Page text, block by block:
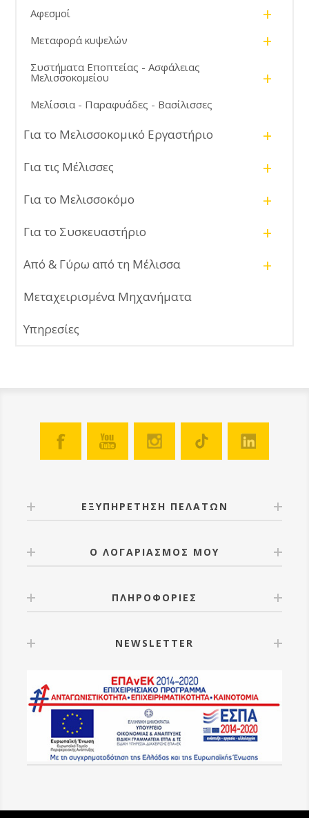
Αφεσμοί +
Μεταφορά κυψελών +
Συστήματα Εποπτείας - Ασφάλειας
Μελισσοκομείου +
Μελίσσια - Παραφυάδες - Βασίλισσες
Για το Μελισσοκομικό Εργαστήριο +
Για τις Μέλισσες +
Για το Μελισσοκόμο +
Για το Συσκευαστήριο +
Από & Γύρω από τη Μέλισσα +
Μεταχειρισμένα Μηχανήματα
Υπηρεσίες
ΕΞΥΠΗΡΕΤΗΣΗ ΠΕΛΑΤΩΝ
Ο ΛΟΓΑΡΙΑΣΜΟΣ ΜΟΥ
ΠΛΗΡΟΦΟΡΙΕΣ
NEWSLETTER